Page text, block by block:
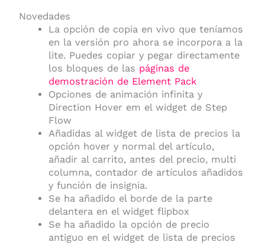
Novedades
La opción de copia en vivo que teníamos
en la versión pro ahora se incorpora a la
lite. Puedes copiar y pegar directamente
los bloques de las páginas de
demostración de Element Pack
Opciones de animación infinita y
Direction Hover em el widget de Step
Flow
Añadidas al widget de lista de precios la
opción hover y normal del artículo,
añadir al carrito, antes del precio, multi
columna, contador de artículos añadidos
y función de insignia.
Se ha añadido el borde de la parte
delantera en el widget flipbox
Se ha añadido la opción de precio
antiguo en el widget de lista de precios